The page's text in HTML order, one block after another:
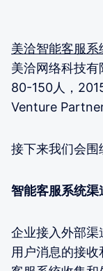
美洽智能客服系
美洽网络科技
80-150人，
Venture
接下来我们会围
智能客服系统渠
企业接入外部渠
用户消息的接